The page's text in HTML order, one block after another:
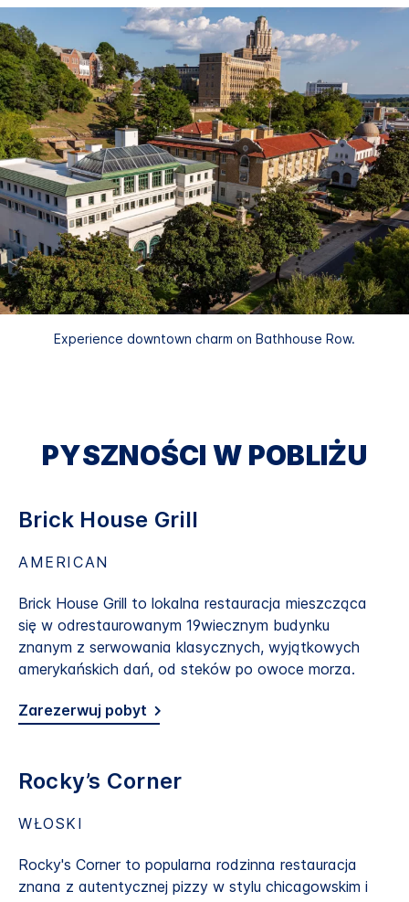
Experience downtown charm on Bathhouse Row.
PYSZNOŚCI W POBLIŻU
Brick House Grill
AMERICAN
Brick House Grill to lokalna restauracja mieszcząca
się w odrestaurowanym 19wiecznym budynku
znanym z serwowania klasycznych, wyjątkowych
amerykańskich dań, od steków po owoce morza.
Zarezerwuj pobyt
Rocky’s Corner
WŁOSKI
Rocky's Corner to popularna rodzinna restauracja
znana z autentycznej pizzy w stylu chicagowskim i